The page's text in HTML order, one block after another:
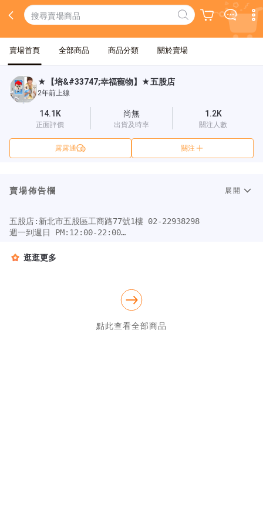
賣場首頁 全部商品 商品分類 關於賣場
★【培&#33747;幸福寵物】★五股店
2年前上線
14.1K
正面評價
尚無
出貨及時率
1.2K
關注人數
露露通 關注
賣場佈告欄 展開
五股店:新北市五股區工商路77號1樓 02-22938298
週一到週日 PM:12:00-22:00
★刷卡/ATM/面交→下單→出貨(約3-5工作天)
逛逛更多
點此查看全部商品